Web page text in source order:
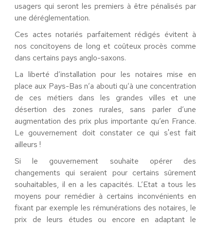
usagers qui seront les premiers à être pénalisés par
une déréglementation.
Ces actes notariés parfaitement rédigés évitent à
nos concitoyens de long et coûteux procès comme
dans certains pays anglo-saxons.
La liberté d’installation pour les notaires mise en
place aux Pays-Bas n’a abouti qu’à une concentration
de ces métiers dans les grandes villes et une
désertion des zones rurales, sans parler d’une
augmentation des prix plus importante qu’en France.
Le gouvernement doit constater ce qui s'est fait
ailleurs !
Si le gouvernement souhaite opérer des
changements qui seraient pour certains sûrement
souhaitables, il en a les capacités. L’Etat a tous les
moyens pour remédier à certains inconvénients en
fixant par exemple les rémunérations des notaires, le
prix de leurs études ou encore en adaptant le